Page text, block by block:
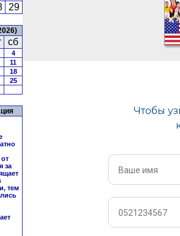
29
сб
4
11
18
25
за
тем